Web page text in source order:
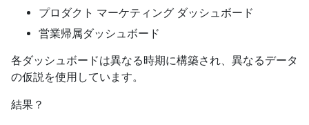
プロダクト マーケティング ダッシュボード
営業帰属ダッシュボード
各ダッシュボードは異なる時期に構築され、異なるデータ
の仮説を使用しています。
結果？